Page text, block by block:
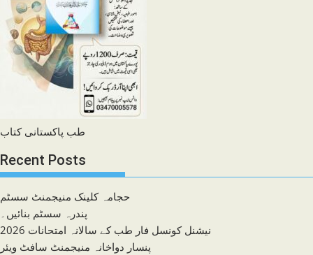
طب پاکستانی کتاب
Recent Posts
حجامہ کلینک منیجمنٹ سسٹم
پندرہ سسٹم بنائیں۔
نیشنل کونسل فار طب کے سالانہ امتحانات 2026
پنسار دواخانہ منیجمنٹ سافٹ ویئر